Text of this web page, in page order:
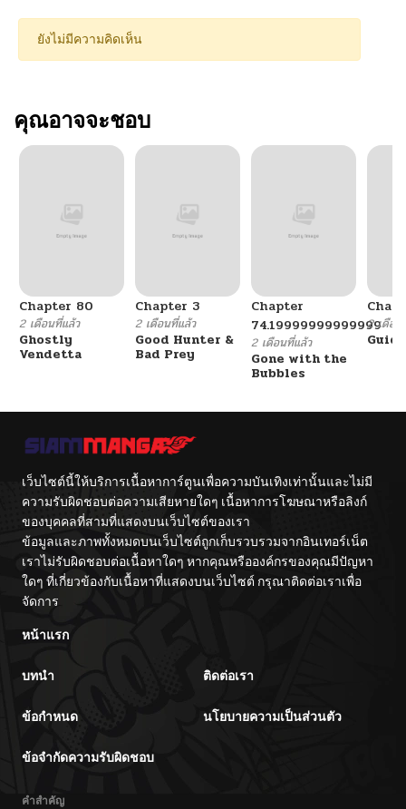
ยังไม่มีความคิดเห็น
คุณอาจจะชอบ
Chapter 80
2 เดือนที่แล้ว
Ghostly
Vendetta
Chapter 3
2 เดือนที่แล้ว
Good Hunter &
Bad Prey
Chapter
74.19999999999999
2 เดือนที่แล้ว
Gone with the
Bubbles
2 เดือน
เว็บไซต์นี้ให้บริการเนื้อหาการ์ตูนเพื่อความบันเทิงเท่านั้นและไม่มี
ความรับผิดชอบต่อความเสียหายใดๆ เนื้อหาการโฆษณาหรือลิงก์
ของบุคคลที่สามที่แสดงบนเว็บไซต์ของเรา
ข้อมูลและภาพทั้งหมดบนเว็บไซต์ถูกเก็บรวบรวมจากอินเทอร์เน็ต
เราไม่รับผิดชอบต่อเนื้อหาใดๆ หากคุณหรือองค์กรของคุณมีปัญหา
ใดๆ ที่เกี่ยวข้องกับเนื้อหาที่แสดงบนเว็บไซต์ กรุณาติดต่อเราเพื่อ
จัดการ
หน้าแรก
บทนำ ติดต่อเรา
ข้อกำหนด นโยบายความเป็นส่วนตัว
ข้อจำกัดความรับผิดชอบ
คำสำคัญ